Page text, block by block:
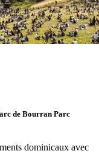
de Bourran Parc
dominicaux avec